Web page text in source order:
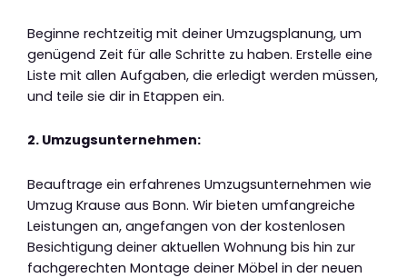
Beginne rechtzeitig mit deiner Umzugsplanung, um
genügend Zeit für alle Schritte zu haben. Erstelle eine
Liste mit allen Aufgaben, die erledigt werden müssen,
und teile sie dir in Etappen ein.
2. Umzugsunternehmen:
Beauftrage ein erfahrenes Umzugsunternehmen wie
Umzug Krause aus Bonn. Wir bieten umfangreiche
Leistungen an, angefangen von der kostenlosen
Besichtigung deiner aktuellen Wohnung bis hin zur
fachgerechten Montage deiner Möbel in der neuen